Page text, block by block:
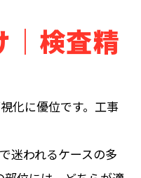
｜検査精
化に優位です。工事
迷われるケースの多